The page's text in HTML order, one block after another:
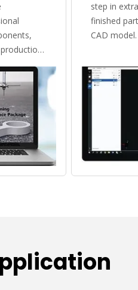
step in
finished
CAD model.